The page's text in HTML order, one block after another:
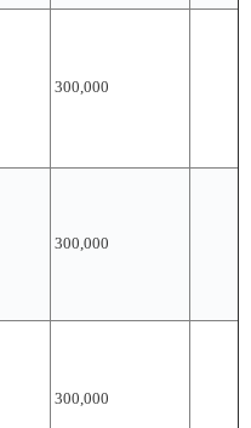
300,000
300,000
300,000